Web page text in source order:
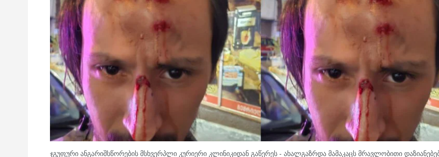
ჯგუფური ანგარიშსწორების მსხვერპლი კურიერი კლინიკიდან გაწერეს - ახალგაზრდა მამაკაცს მრავლობითი